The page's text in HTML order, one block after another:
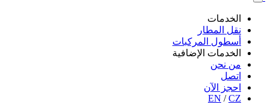
الخدمات
نقل المطار
أسطول المركبات
الخدمات الإضافية
من نحن
اتصل
احجز الآن
EN /CZ